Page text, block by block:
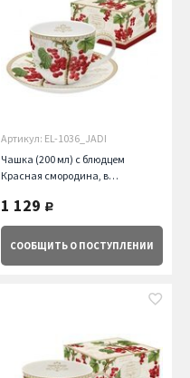
Артикул: EL-1036_JADI
Чашка (200 мл) с блюдцем
Красная смородина, в
(R2S)
1 129 руб.
СООБЩИТЬ О ПОСТУПЛЕНИИ